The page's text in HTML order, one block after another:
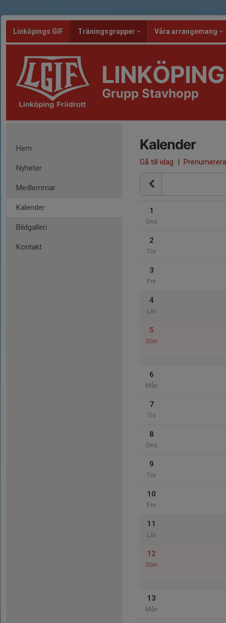
Linköpings GIF Träningsgrupper Våra arrangemang
Grupp Stavhopp
Hem
Nyheter
Medlemmar
Kalender
Bildgalleri
Kontakt
Kalender
Gå till idag | Prenumerera
1
Ons
2
Tor
3
Fre
4
Lör
5
Sön
6
Mån
7
Tis
8
Ons
9
Tor
10
Fre
11
Lör
12
Sön
13
Mån